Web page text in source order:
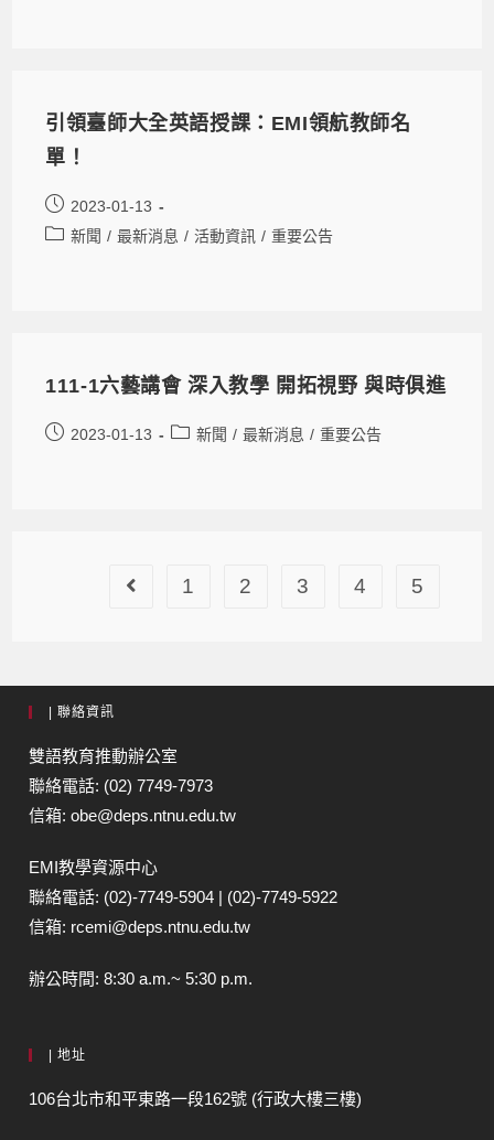
引領臺師大全英語授課：EMI領航教師名
單！
2023-01-13
新聞 / 最新消息 / 活動資訊 / 重要公告
111-1六藝講會 深入教學 開拓視野 與時俱進
2023-01-13 新聞 / 最新消息 / 重要公告
1 2 3 4 5
| 聯絡資訊
雙語教育推動辦公室
聯絡電話: (02) 7749-7973
信箱: obe@deps.ntnu.edu.tw
EMI教學資源中心
聯絡電話: (02)-7749-5904 | (02)-7749-5922
信箱: rcemi@deps.ntnu.edu.tw
辦公時間: 8:30 a.m.~ 5:30 p.m.
| 地址
106台北市和平東路一段162號 (行政大樓三樓)